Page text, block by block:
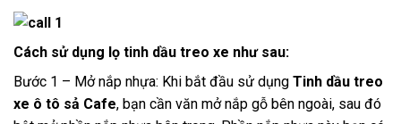
Cách sử dụng lọ tinh dầu treo xe như sau:
Bước 1 – Mở nắp nhựa: Khi bắt đầu sử dụng Tinh dầu treo
xe ô tô sả Cafe, bạn cần văn mở nắp gỗ bên ngoài, sau đó